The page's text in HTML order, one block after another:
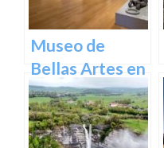
Euskadi
Museo de
Bellas Artes en
Bilbao:
Descubre una
colección única